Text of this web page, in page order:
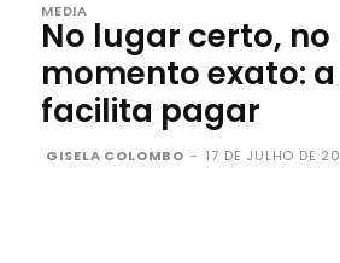
MEDIA
No lugar certo, no
momento exato:
facilita pagar
GISELA COLOMBO - 17 DE JULHO DE